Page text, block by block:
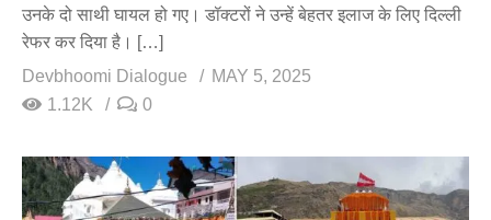
उनके दो साथी घायल हो गए। डॉक्टरों ने उन्हें बेहतर इलाज के लिए दिल्ली
रेफर कर दिया है। […]
Devbhoomi Dialogue
MAY 5, 2025
1.12K
0